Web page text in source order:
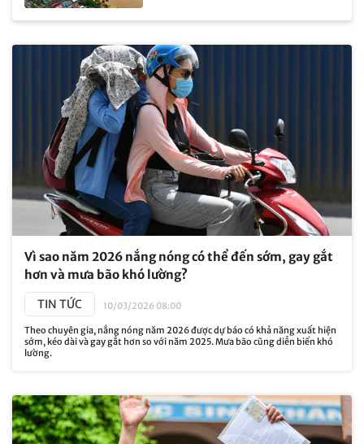
Vì sao năm 2026 nắng nóng có thể đến sớm, gay gắt
hơn và mưa bão khó lường?
TIN TỨC 10/03/2026 08:00
Theo chuyên gia, nắng nóng năm 2026 được dự báo có khả năng xuất hiện
sớm, kéo dài và gay gắt hơn so với năm 2025. Mưa bão cũng diễn biến khó
lường.